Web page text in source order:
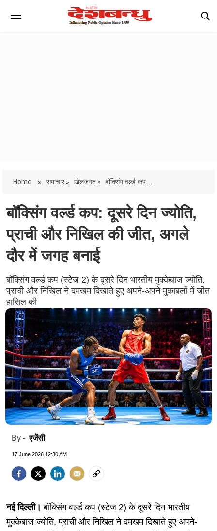
Home » समाचार » खेलजगत » बॉक्सिंग वर्ल्ड कप:...
बॉक्सिंग वर्ल्ड कप: दूसरे दिन ज्योति,
प्राची और निखिल की जीत, अगले
दौर में जगह बनाई
बॉक्सिंग वर्ल्ड कप (स्टेज 2) के दूसरे दिन भारतीय मुक्केबाज ज्योति,
प्राची और निखिल ने दमखम दिखाते हुए अपने-अपने मुकाबलों में जीत
हासिल की
By -एजेंसी
17 June 2026 12:30 AM
नई दिल्ली।बॉक्सिंग वर्ल्ड कप (स्टेज 2) के दूसरे दिन भारतीय
मुक्केबाज ज्योति, प्राची और निखिल ने दमखम दिखाते हुए अपने-